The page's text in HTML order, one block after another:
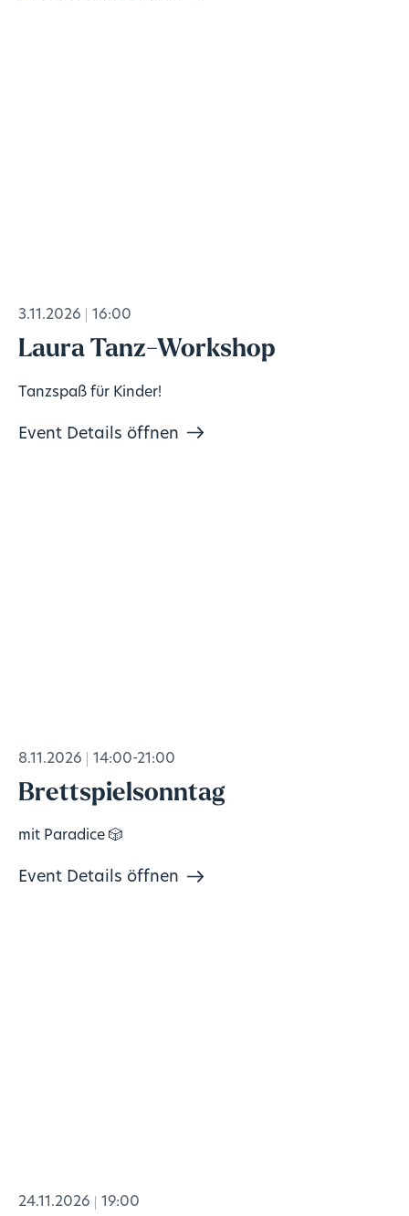
3.11.2026 16:00
Laura Tanz-Workshop
Tanzspaß für Kinder!
Event Details öffnen
8.11.2026 14:00-21:00
Brettspielsonntag
mit Paradice 🎲
Event Details öffnen
24.11.2026 19:00